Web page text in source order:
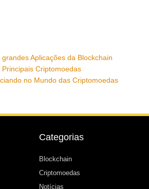
grandes Aplicações da Blockchain
Principais Criptomoedas
no Mundo das Criptomoedas
Categorias
Blockchain
Criptomoedas
Notícias